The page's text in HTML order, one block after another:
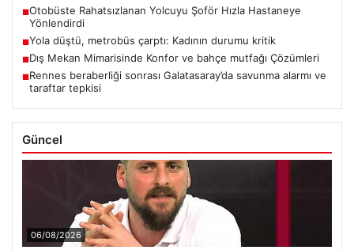
■Otobüste Rahatsızlanan Yolcuyu Şoför Hızla Hastaneye
Yönlendirdi
■Yola düştü, metrobüs çarptı: Kadının durumu kritik
■Dış Mekan Mimarisinde Konfor ve bahçe mutfağı Çözümleri
■Rennes beraberliği sonrası Galatasaray’da savunma alarmı ve
taraftar tepkisi
Güncel
06/08/2026